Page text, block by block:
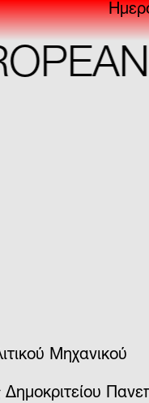
Μηχανικού
Δημοκριτείου